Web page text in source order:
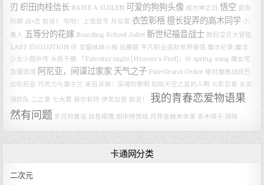
刃 织田肉桂信长 RAISE A SUILEN 可爱的狗狗头像 成为神之日 悟空 蓝色
时期 战×恋 前说！ 吹响！上低音号 月岛雯 衣笠彰梧 擅长捉弄的高木同学 小
黄人 五等分的花嫁 Boarding School Juliet 新世纪福音战士 数码宝贝大冒险
LAST EVOLUTION 绊 龙猫妹妹小梅 后藤姬 平凡职业造就世界最强 魔法纪录:魔法
少女小圆外传 水原千鶴 「Fate/stay night [Heaven's Feel]」Ⅲ.spring song 魔女宅
急便琪琪 阿尼亚，间谍过家家 天气之子 Fate/Grand Order 绝对魔兽战线巴
比伦尼亚 巧克力与香子兰 来自深渊：深魂的黎明 知晓天空之蓝的人啊 火影忍者 炎炎
消防队 二之章 七大罪 薇尔莉特·伊芙加登 前言！
我的青春恋爱物语果
然有问题 岁月的童话 白色相簿 田中将贺绘 月界金融末世录 赤木晴子 球咏
卡通网分类
二次元